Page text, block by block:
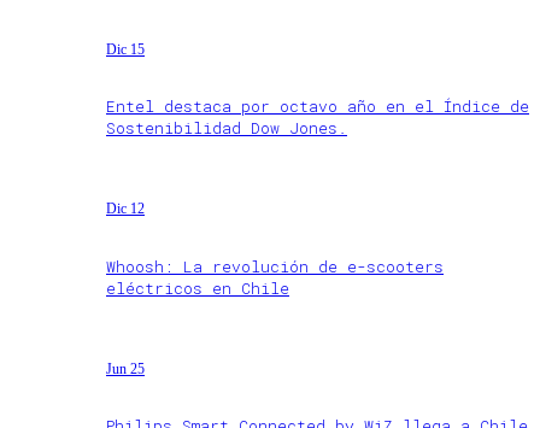
Dic 15
Entel destaca por octavo año en el Índice de
Sostenibilidad Dow Jones.
Dic 12
Whoosh: La revolución de e-scooters
eléctricos en Chile
Jun 25